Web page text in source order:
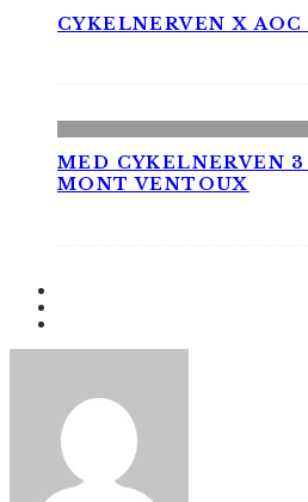
CYKELNERVEN X
MED CYKELNERVEN
MONT VENTOUX